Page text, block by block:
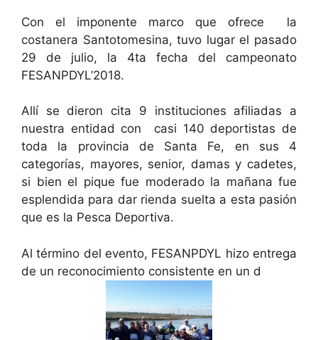
Con el imponente marco que ofrece la
costanera Santotomesina, tuvo lugar el pasado
29 de julio, la 4ta fecha del campeonato
FESANPDYL’2018.
Allí se dieron cita 9 instituciones afiliadas a
nuestra entidad con casi 140 deportistas de
toda la provincia de Santa Fe, en sus 4
categorías, mayores, senior, damas y cadetes,
si bien el pique fue moderado la mañana fue
esplendida para dar rienda suelta a esta pasión
que es la Pesca Deportiva.
Al término del evento, FESANPDYL hizo entrega
de un reconocimiento consistente en un d